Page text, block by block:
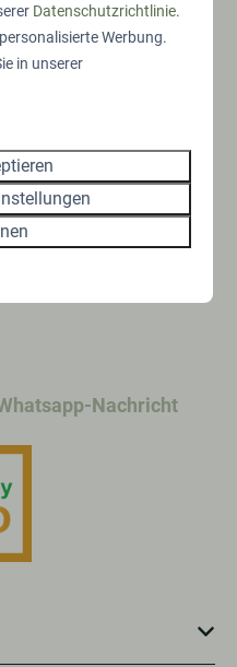
Nachricht
Datenschutzrichtlinie.
Werbung.
in unserer